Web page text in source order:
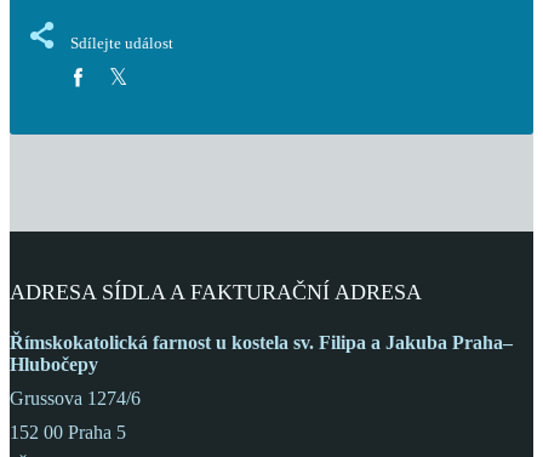
Sdílejte událost
ADRESA SÍDLA A FAKTURAČNÍ ADRESA
Římskokatolická farnost u kostela sv. Filipa a Jakuba Praha–
Hlubočepy
Grussova 1274/6
152 00 Praha 5